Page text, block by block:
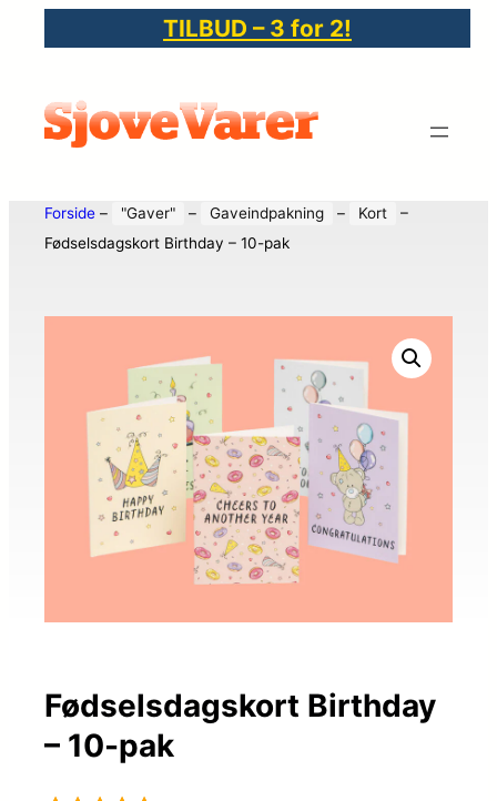
TILBUD – 3 for 2!
Forside – "Gaver" – Gaveindpakning – Kort
–
Fødselsdagskort Birthday – 10-pak
Fødselsdagskort Birthday
– 10-pak